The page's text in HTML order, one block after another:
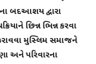
બદઆશય દ્વારા
છિન્ન ભિન્ન કરવા
મુસ્લિમ સમાજને
અને પરિવારના